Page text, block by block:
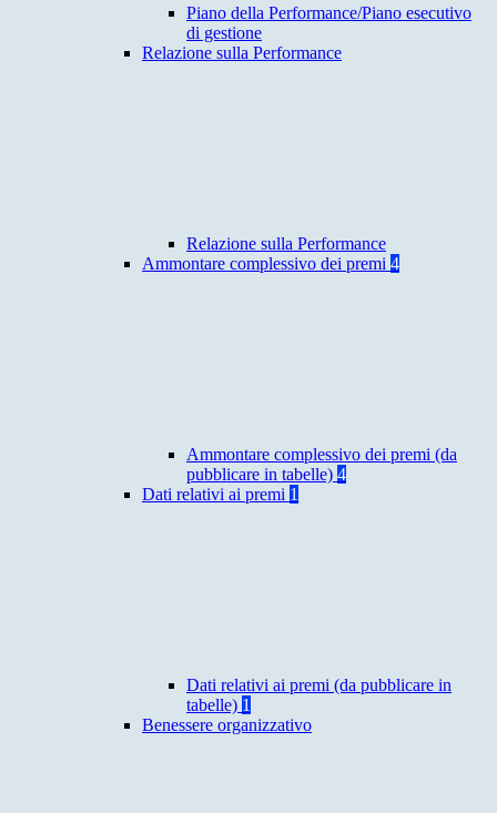
Piano della Performance/Piano esecutivo
di gestione
Relazione sulla Performance
Relazione sulla Performance
Ammontare complessivo dei premi 4
Ammontare complessivo dei premi (da
pubblicare in tabelle) 4
Dati relativi ai premi 1
Dati relativi ai premi (da pubblicare in
tabelle) 1
Benessere organizzativo